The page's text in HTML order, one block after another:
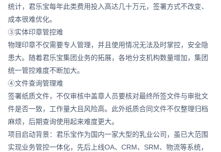
统计，君乐宝每年此类费用投入高达几十万元，签署方式不改变、
成本很难优化。
③实体印章管控难
物理印章不仅需要专人管理，并且使用情况无法及时掌控，安全隐
患大。随着君乐宝集团业务的拓展，各地分支机构数量增加，集团
统一管控难度不断加大。
④文件查询管理难
签署纸质文件，不仅审核中盖章人员要核对最终所签文件与审批文
件是否一致，工作量大且风险高。此外纸质合同文件不仅整理归档
麻烦，后期查询使用起来难度更大。
项目启动背景：君乐宝作为国内一家大型的乳业公司，虽已大范围
实现业务管控一体化，先后上线OA、CRM、SRM、物流等系统，